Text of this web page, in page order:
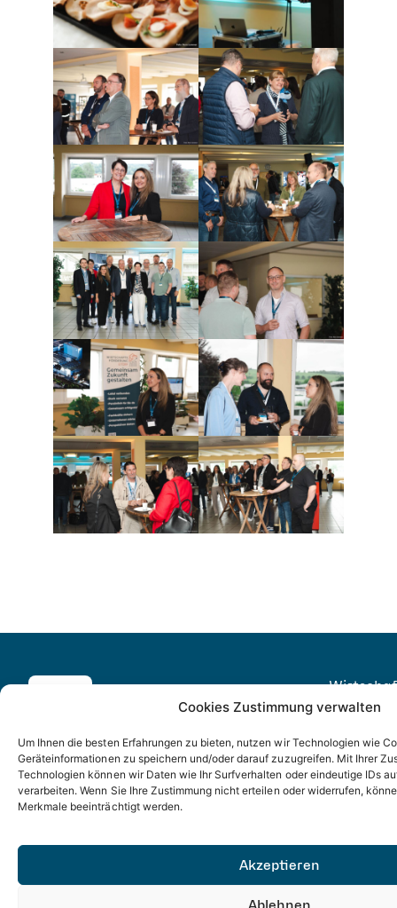
Cookies Zustimmung verwalten
Um Ihnen die besten Erfahrungen zu bieten, nutzen wir Technologien wie
Geräteinformationen zu speichern und/oder darauf zuzugreifen. Mit Ihrer
Technologien können wir Daten wie Ihr Surfverhalten oder eindeutige IDs
verarbeiten. Wenn Sie Ihre Zustimmung nicht erteilen oder widerrufen,
Merkmale beeinträchtigt werden.
Akzeptieren
gestaltet
Zukunft –
Das
Leitprojekt
Eitorf
+49
(0)